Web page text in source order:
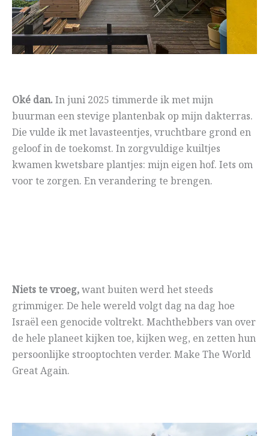
Oké dan. In juni 2025 timmerde ik met mijn
buurman een stevige plantenbak op mijn dakterras.
Die vulde ik met lavasteentjes, vruchtbare grond en
geloof in de toekomst. In zorgvuldige kuiltjes
kwamen kwetsbare plantjes: mijn eigen hof. Iets om
voor te zorgen. En verandering te brengen.
Niets te vroeg,want buiten werd het steeds
grimmiger. De hele wereld volgt dag na dag hoe
Israël een genocide voltrekt. Machthebbers van over
de hele planeet kijken toe, kijken weg, en zetten hun
persoonlijke strooptochten verder. Make The World
Great Again.